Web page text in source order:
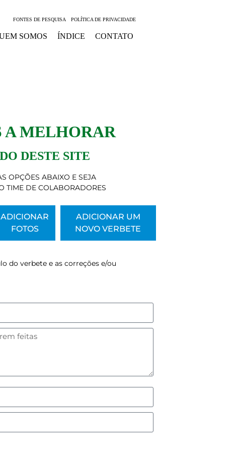
FONTES DE PESQUISA POLÍTICA DE PRIVACIDADE
SOMOS ÍNDICE CONTATO
A MELHORAR
DESTE SITE
OPÇÕES ABAIXO E SEJA
TIME DE COLABORADORES
ADICIONAR
FOTOS
ADICIONAR UM
NOVO VERBETE
do verbete e as correções e/ou